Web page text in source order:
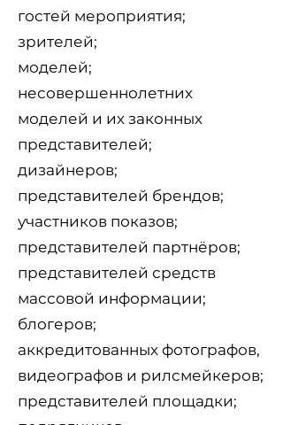
гостей мероприятия;
зрителей;
моделей;
несовершеннолетних
моделей и их законных
представителей;
дизайнеров;
представителей брендов;
участников показов;
представителей партнёров;
представителей средств
массовой информации;
блогеров;
аккредитованных фотографов,
видеографов и рилсмейкеров;
представителей площадки;